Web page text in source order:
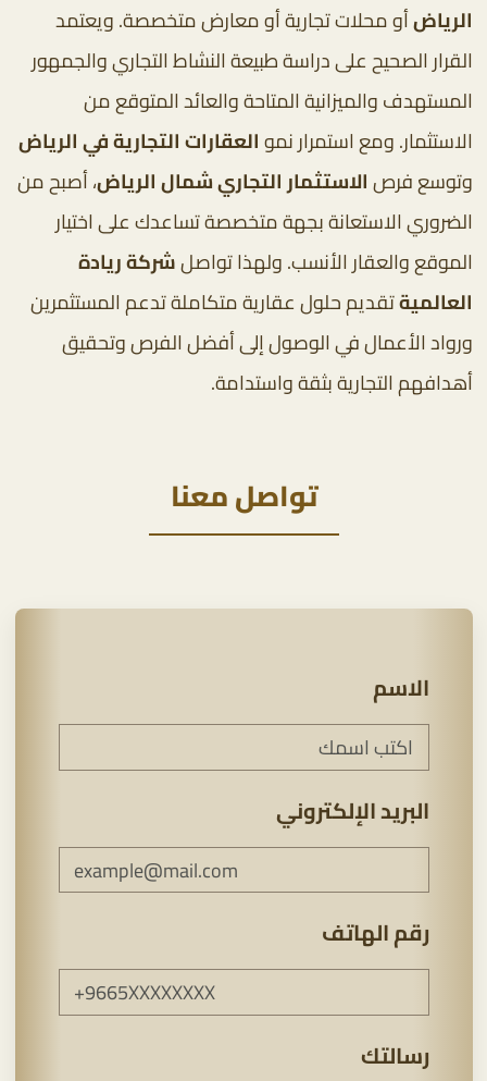
الرياضأو محلات تجارية أو معارض متخصصة. ويعتمد
القرار الصحيح على دراسة طبيعة النشاط التجاري والجمهور
المستهدف والميزانية المتاحة والعائد المتوقع من
الاستثمار. ومع استمرار نموالعقارات التجارية في الرياض
وتوسع فرصالاستثمار التجاري شمال الرياض، أصبح من
الضروري الاستعانة بجهة متخصصة تساعدك على اختيار
الموقع والعقار الأنسب. ولهذا تواصلشركة ريادة
العالميةتقديم حلول عقارية متكاملة تدعم المستثمرين
ورواد الأعمال في الوصول إلى أفضل الفرص وتحقيق
أهدافهم التجارية بثقة واستدامة.
تواصل معنا
الاسم
البريد الإلكتروني
رقم الهاتف
رسالتك